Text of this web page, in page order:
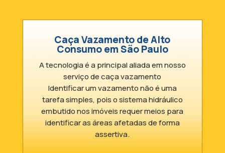
Caça Vazamento de Alto
Consumo em São Paulo
A tecnologia é a principal aliada em nosso
serviço de caça vazamento
Identificar um vazamento não é uma
tarefa simples, pois o sistema hidráulico
embutido nos imóveis requer meios para
identificar as áreas afetadas de forma
assertiva.